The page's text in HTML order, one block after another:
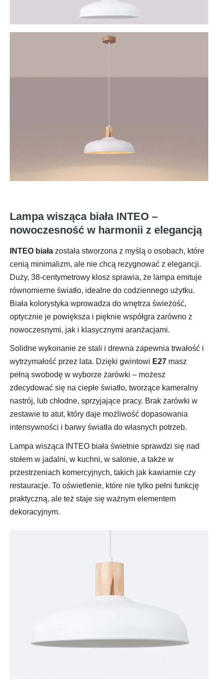
Lampa wisząca biała INTEO –
nowoczesność w harmonii z elegancją
INTEO biała została stworzona z myślą o osobach, które
cenią minimalizm, ale nie chcą rezygnować z elegancji.
Duży, 38-centymetrowy klosz sprawia, że lampa emituje
równomierne światło, idealne do codziennego użytku.
Biała kolorystyka wprowadza do wnętrza świeżość,
optycznie je powiększa i pięknie współgra zarówno z
nowoczesnymi, jak i klasycznymi aranżacjami.
Solidne wykonanie ze stali i drewna zapewnia trwałość i
wytrzymałość przez lata. Dzięki gwintowi E27 masz
pełną swobodę w wyborze żarówki – możesz
zdecydować się na ciepłe światło, tworzące kameralny
nastrój, lub chłodne, sprzyjające pracy. Brak żarówki w
zestawie to atut, który daje możliwość dopasowania
intensywności i barwy światła do własnych potrzeb.
Lampa wisząca INTEO biała świetnie sprawdzi się nad
stołem w jadalni, w kuchni, w salonie, a także w
przestrzeniach komercyjnych, takich jak kawiarnie czy
restauracje. To oświetlenie, które nie tylko pełni funkcję
praktyczną, ale też staje się ważnym elementem
dekoracyjnym.